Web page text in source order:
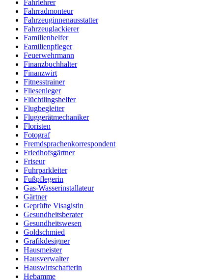
Fahrlehrer
Fahrradmonteur
Fahrzeuginnenausstatter
Fahrzeuglackierer
Familienhelfer
Familienpfleger
Feuerwehrmann
Finanzbuchhalter
Finanzwirt
Fitnesstrainer
Fliesenleger
Flüchtlingshelfer
Flugbegleiter
Fluggerätmechaniker
Floristen
Fotograf
Fremdsprachenkorrespondent
Friedhofsgärtner
Friseur
Fuhrparkleiter
Fußpflegerin
Gas-Wasserinstallateur
Gärtner
Geprüfte Visagistin
Gesundheitsberater
Gesundheitswesen
Goldschmied
Grafikdesigner
Hausmeister
Hausverwalter
Hauswirtschafterin
Hebamme